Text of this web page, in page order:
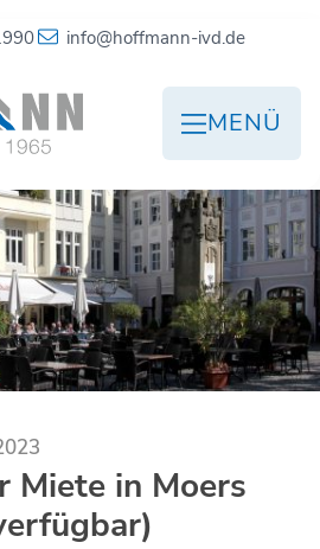
info@hoffmann-ivd.de
MENÜ
Miete in Moers